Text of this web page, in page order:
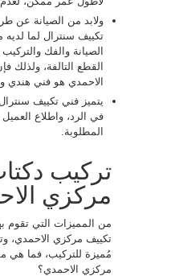
ولابد من الصيانة عن
تكييف سنترال لما
الصيانة والفك
القطع التالفة،
الاحمدي هو فني هندي
يتميز فني تكييف
في الرد، واطلاع
المطلوبة.
تركيب
مركزي
من المميزات التي تقوم
تكييف مركزي
مُميزة للتركيب، فما هي
مركزي الاحمدي؟